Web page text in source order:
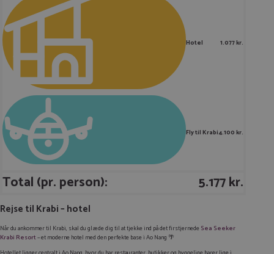
Hotel 1.077 kr.
Fly til Krabi4.100 kr.
Total (pr. person): 5.177 kr.
Rejse til Krabi – hotel
Når du ankommer til Krabi, skal du glæde dig til at tjekke ind på det firstjernedeSea Seeker
Krabi Resort– et moderne hotel med den perfekte base i Ao Nang 🌴